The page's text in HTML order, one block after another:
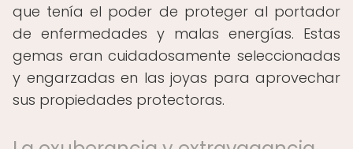
que tenía el poder de proteger al portador
de enfermedades y malas energías. Estas
gemas eran cuidadosamente seleccionadas
y engarzadas en las joyas para aprovechar
sus propiedades protectoras.